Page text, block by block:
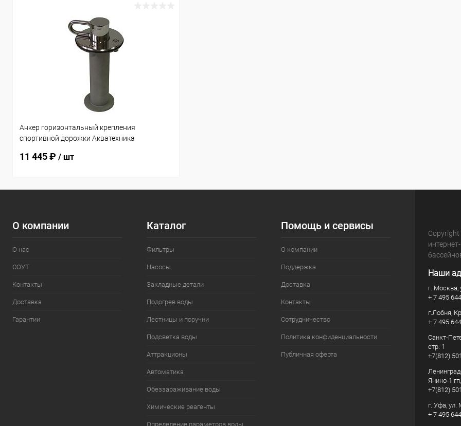
Анкер горизонтальный крепления
спортивной дорожки Акватехника
11 445 ₽ / шт
О компании
О нас
СОУТ
Контакты
Доставка
Гарантии
Каталог
Фильтры
Насосы
Закладные детали
Подогрев воды
Лестницы и поручни
Подсветка воды
Аттракционы
Автоматика
Обеззараживание воды
Химические реагенты
Определение параметров воды
Помощь и сервисы
О компании
Поддержка
Доставка
Контакты
Сотрудничество
Политика конфиденциальности
Публичная оферта
Наши
г. Москва,
+ 7 495
г.Лобня,
+ 7 495
Санкт-
стр. 1
+7(812)
Янино-1
+7(812)
г. Уфа, ул.
+ 7 495